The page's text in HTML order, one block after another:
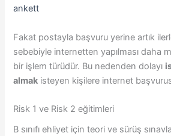
ankett
Fakat postayla başvuru yerine artık
sebebiyle internetten yapılması daha
bir işlem türüdür. Bu nedenden dolayı
almak isteyen kişilere internet
Risk 1 ve Risk 2 eğitimleri
B sınıfı ehliyet için teori ve sürüş